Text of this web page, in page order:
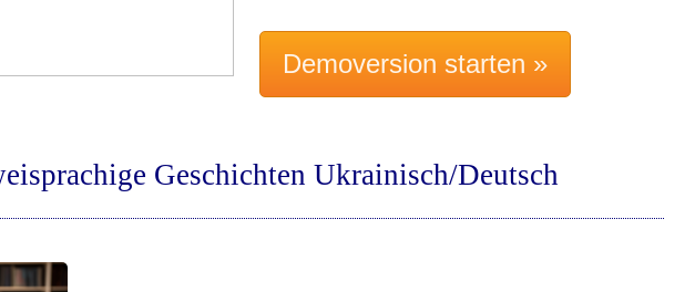
Geschichten Ukrainisch/Deutsch